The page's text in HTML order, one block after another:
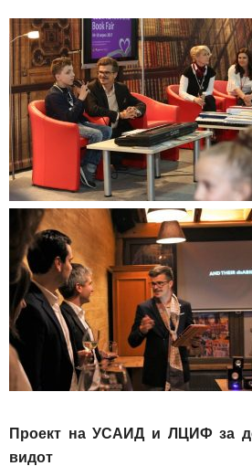
Проект наУСАИД и ЛЦИФ за
видот